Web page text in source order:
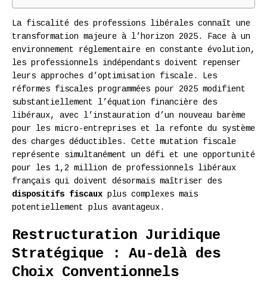
La fiscalité des professions libérales connaît une
transformation majeure à l’horizon 2025. Face à un
environnement réglementaire en constante évolution,
les professionnels indépendants doivent repenser
leurs approches d’optimisation fiscale. Les
réformes fiscales programmées pour 2025 modifient
substantiellement l’équation financière des
libéraux, avec l’instauration d’un nouveau barème
pour les micro-entreprises et la refonte du système
des charges déductibles. Cette mutation fiscale
représente simultanément un défi et une opportunité
pour les 1,2 million de professionnels libéraux
français qui doivent désormais maîtriser des
dispositifs fiscaux plus complexes mais
potentiellement plus avantageux.
Restructuration Juridique
Stratégique : Au-delà des
Choix Conventionnels